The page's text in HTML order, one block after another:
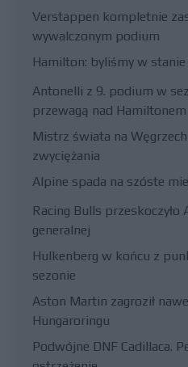
Verstappen kompletnie
wywalczonym podium
Hamilton: byliśmy w
Antonelli z 9. podium w
przewagą nad Hamiltonem
Mistrz świata na
zwyciężania
Alpine spada na szóste
Racing Bulls
generalnej
Hulkenberg w końcu z
sezonie
Aston Martin zagroził
Hungaroringu
Podwójne DNF Cadillaca.